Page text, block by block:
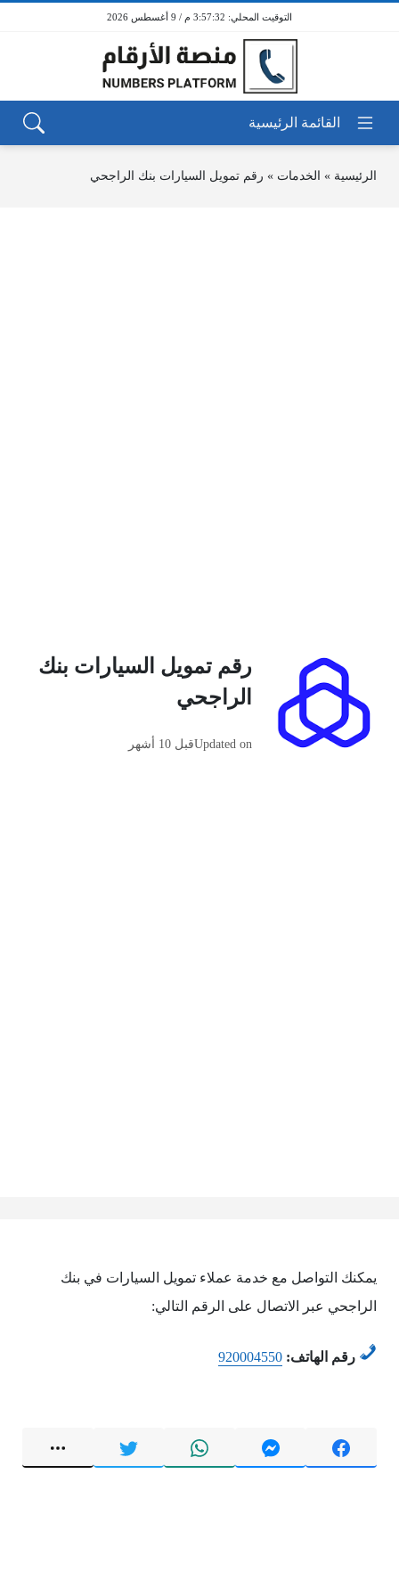
3:57:32 م / 9 أغسطس 2026
الرئيسية » الخدمات » رقم تمويل السيارات بنك الراجحي
رقم تمويل السيارات بنك
الراجحي
Updated onقبل 10 أشهر
يمكنك التواصل مع خدمة عملاء تمويل السيارات في بنك
الراجحي عبر الاتصال على الرقم التالي:
رقم الهاتف: 920004550